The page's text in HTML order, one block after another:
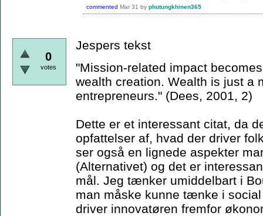
commented Mar 31 by phutungkhinen365
0
votes
Jespers tekst
"Mission-related impact
wealth creation. Wealth is just a
entrepreneurs." (Dees, 2001, 2)
Dette er et interessant citat, da
opfattelser af, hvad der driver
ser også en lignede aspekter
(Alternativet) og det er
mål. Jeg tænker umiddelbart i
man måske kunne tænke i
driver innovatøren fremfor